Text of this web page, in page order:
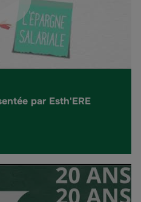
par Esth'ERE